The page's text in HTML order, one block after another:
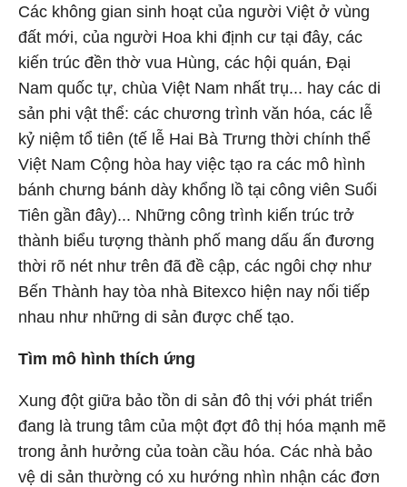
Các không gian sinh hoạt của người Việt ở vùng
đất mới, của người Hoa khi định cư tại đây, các
kiến trúc đền thờ vua Hùng, các hội quán, Đại
Nam quốc tự, chùa Việt Nam nhất trụ... hay các di
sản phi vật thể: các chương trình văn hóa, các lễ
kỷ niệm tổ tiên (tế lễ Hai Bà Trưng thời chính thể
Việt Nam Cộng hòa hay việc tạo ra các mô hình
bánh chưng bánh dày khổng lồ tại công viên Suối
Tiên gần đây)... Những công trình kiến trúc trở
thành biểu tượng thành phố mang dấu ấn đương
thời rõ nét như trên đã đề cập, các ngôi chợ như
Bến Thành hay tòa nhà Bitexco hiện nay nối tiếp
nhau như những di sản được chế tạo.
Tìm mô hình thích ứng
Xung đột giữa bảo tồn di sản đô thị với phát triển
đang là trung tâm của một đợt đô thị hóa mạnh mẽ
trong ảnh hưởng của toàn cầu hóa. Các nhà bảo
vệ di sản thường có xu hướng nhìn nhận các đơn